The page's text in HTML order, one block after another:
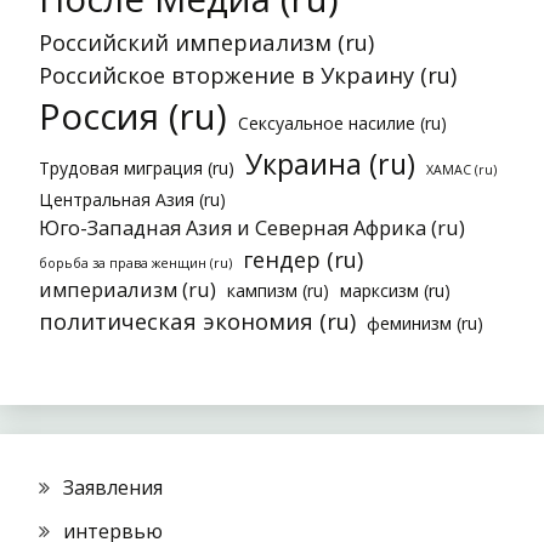
Российский империализм (ru)
Российское вторжение в Украину (ru)
Россия (ru) Сексуальное насилие (ru)
Трудовая миграция (ru) Украина (ru) ХАМАС (ru)
Центральная Азия (ru)
Юго-Западная Азия и Северная Африка (ru)
борьба за права женщин (ru) гендер (ru)
империализм (ru) кампизм (ru) марксизм (ru)
политическая экономия (ru) феминизм (ru)
Заявления
интервью